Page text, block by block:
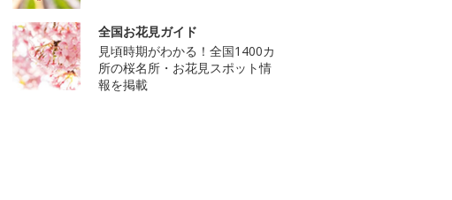
全国お花見ガイド
見頃時期がわかる！全国1400カ
所の桜名所・お花見スポット情
報を掲載